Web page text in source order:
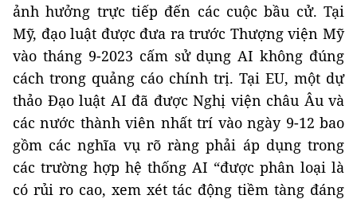
ảnh hưởng trực tiếp đến các cuộc bầu cử. Tại
Mỹ, đạo luật được đưa ra trước Thượng viện Mỹ
vào tháng 9-2023 cấm sử dụng AI không đúng
cách trong quảng cáo chính trị. Tại EU, một dự
thảo Đạo luật AI đã được Nghị viện châu Âu và
các nước thành viên nhất trí vào ngày 9-12 bao
gồm các nghĩa vụ rõ ràng phải áp dụng trong
các trường hợp hệ thống AI “được phân loại là
có rủi ro cao, xem xét tác động tiềm tàng đáng